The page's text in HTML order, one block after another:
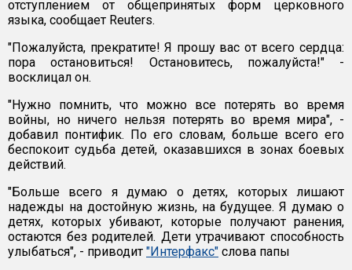
отступлением от общепринятых форм церковного
языка, сообщает Reuters.
"Пожалуйста, прекратите! Я прошу вас от всего сердца:
пора остановиться! Остановитесь, пожалуйста!" -
восклицал он.
"Нужно помнить, что можно все потерять во время
войны, но ничего нельзя потерять во время мира", -
добавил понтифик. По его словам, больше всего его
беспокоит судьба детей, оказавшихся в зонах боевых
действий.
"Больше всего я думаю о детях, которых лишают
надежды на достойную жизнь, на будущее. Я думаю о
детях, которых убивают, которые получают ранения,
остаются без родителей. Дети утрачивают способность
улыбаться", - приводит "Интерфакс" слова папы